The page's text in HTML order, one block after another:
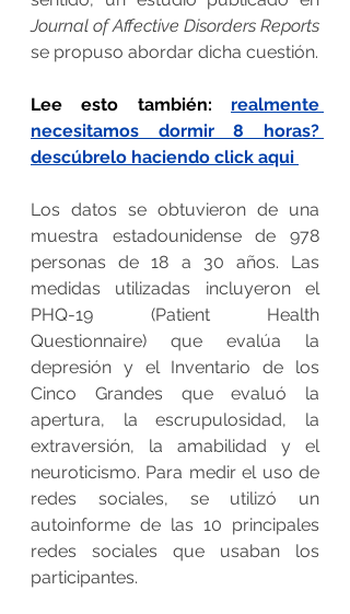
Journal of Affective Disorders Reports
se propuso abordar dicha cuestión.
Lee esto también: realmente
necesitamos dormir 8 horas?
descúbrelo haciendo click aqui
Los datos se obtuvieron de una
muestra estadounidense de 978
personas de 18 a 30 años. Las
medidas utilizadas incluyeron el
PHQ-19 (Patient Health
Questionnaire) que evalúa la
depresión y el Inventario de los
Cinco Grandes que evaluó la
apertura, la escrupulosidad, la
extraversión, la amabilidad y el
neuroticismo. Para medir el uso de
redes sociales, se utilizó un
autoinforme de las 10 principales
redes sociales que usaban los
participantes.